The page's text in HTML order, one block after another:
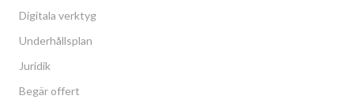
Digitala verktyg
Underhållsplan
Juridik
Begär offert